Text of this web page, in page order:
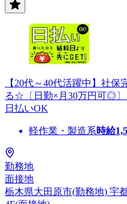
【20代～40代活躍中】社
る☆〔日勤×月30万円可◎〕
日払いOK
軽作業・製造系時給
勤務地
面接地
栃木県大田原市(勤務地) 宇